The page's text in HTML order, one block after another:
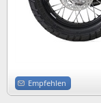
Empfehlen